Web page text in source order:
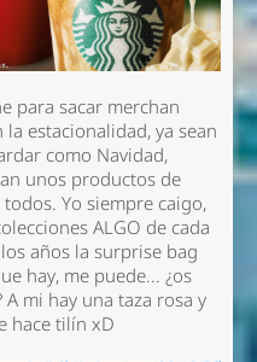
para sacar merchan
estacionalidad, ya sean
como Navidad,
unos productos de
Yo siempre caigo,
ALGO de cada
años la surprise bag
hay, me puede... ¿os
mi hay una taza rosa y
hace tilín xD